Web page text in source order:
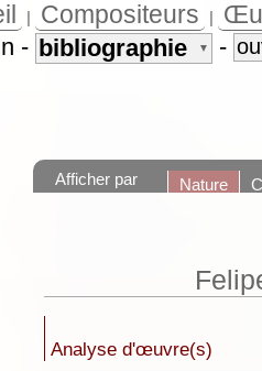
Compositeurs
Afficher par Nature
Analyse d'œuvre(s)
- bibliographie ▼ -